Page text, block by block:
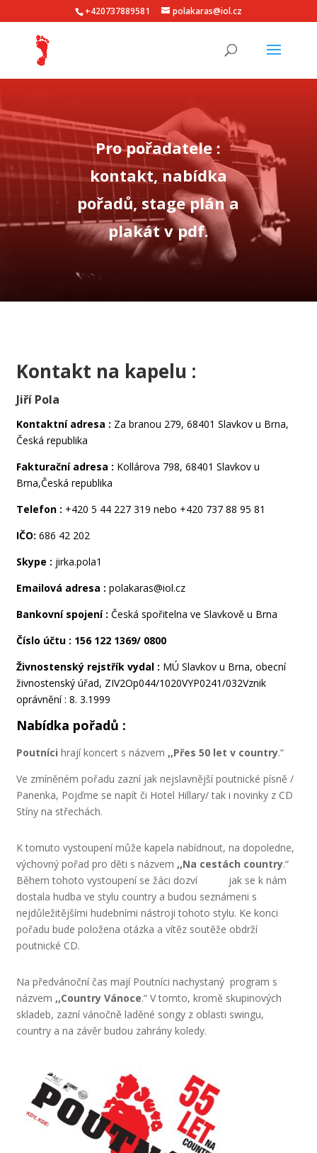
+420737889581 polakaras@iol.cz
Pro pořadatele :
kontakt, nabídka
pořadů, stage plán a
plakát v pdf.
Kontakt na kapelu :
Jiří Pola
Kontaktní adresa : Za branou 279, 68401 Slavkov u Brna,
Česká republika
Fakturační adresa : Kollárova 798, 68401 Slavkov u
Brna,Česká republika
Telefon : +420 5 44 227 319 nebo +420 737 88 95 81
IČO: 686 42 202
Skype : jirka.pola1
Emailová adresa : polakaras@iol.cz
Bankovní spojení :Česká spořitelna ve Slavkově u Brna
Číslo účtu : 156 122 1369/ 0800
Živnostenský rejstřík vydal : MÚ Slavkov u Brna, obecní
živnostenský úřad, ZIV2Op044/1020VYP0241/032Vznik
oprávnění : 8. 3.1999
Nabídka pořadů :
Poutníci hrají koncert s názvem ,,Přes 50 let v country.“
Ve zmíněném pořadu zazní jak nejslavnější poutnické písně /
Panenka, Pojďme se napít či Hotel Hillary/ tak i novinky z CD
Stíny na střechách.
K tomuto vystoupení může kapela nabídnout, na dopoledne,
výchovný pořad pro děti s názvem ,,Na cestách country.“
Během tohoto vystoupení se žáci dozví jak se k nám
dostala hudba ve stylu country a budou seznámeni s
nejdůležitějšími hudebními nástroji tohoto stylu. Ke konci
pořadu bude položena otázka a vítěz soutěže obdrží
poutnické CD.
Na předvánoční čas mají Poutníci nachystaný program s
názvem ,,Country Vánoce.“ V tomto, kromě skupinových
skladeb, zazní vánočně laděné songy z oblasti swingu,
country a na závěr budou zahrány koledy.